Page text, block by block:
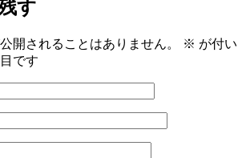
す
開されることはありません。 ※ が付い
です